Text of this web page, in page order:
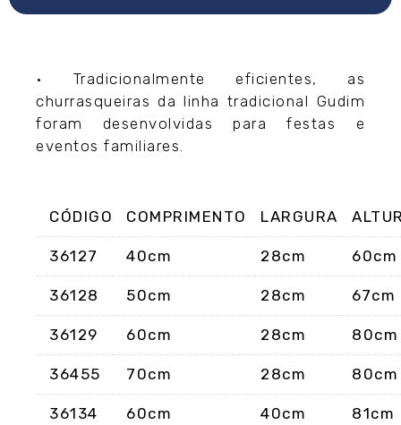
• Tradicionalmente eficientes, as
churrasqueiras da linha tradicional Gudim
foram desenvolvidas para festas e
eventos familiares.
CÓDIGO COMPRIMENTO LARGURA
36127 40cm 28cm 60cm
36128 50cm 28cm 67cm
36129 60cm 28cm 80cm
36455 70cm 28cm 80cm
36134 60cm 40cm 81cm